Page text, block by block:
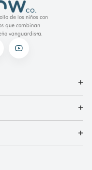
de los niños con
que combinan
vanguardista.